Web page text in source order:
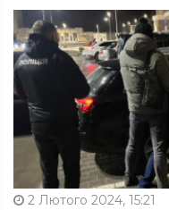
2 Лютого 2024, 15:21